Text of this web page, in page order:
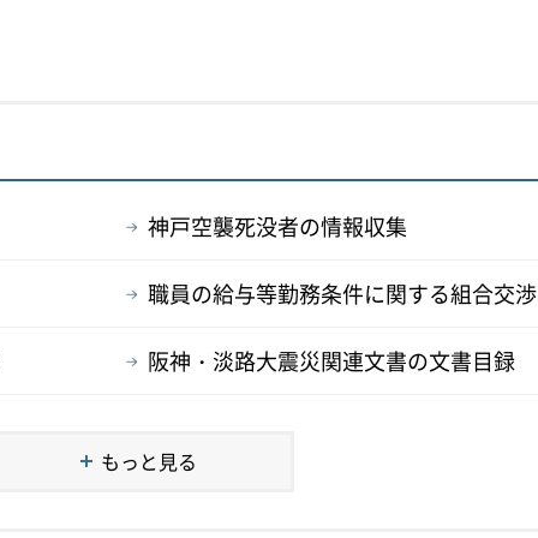
神戸空襲死没者の情報収集
職員の給与等勤務条件に関する組合交渉
阪神・淡路大震災関連文書の文書目録
もっと見る